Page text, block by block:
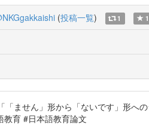
(投稿一覧) 1 1
「ません」形から「ないです」形
育 #日本語教育論文